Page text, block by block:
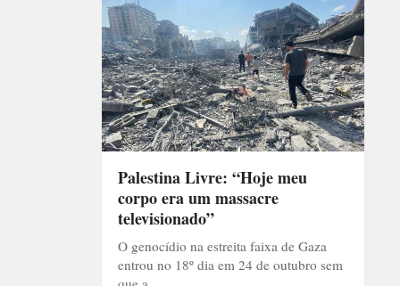
Palestina Livre: “Hoje meu
corpo era um massacre
televisionado”
O genocídio na estreita faixa de Gaza
entrou no 18º dia em 24 de outubro sem